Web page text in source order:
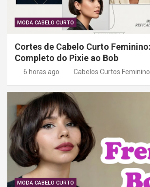
MODA CABELO CURTO
Cortes de Cabelo Curto
Completo do Pixie ao Bob
6 horas ago Cabelos Curtos Feminino
MODA CABELO CURTO